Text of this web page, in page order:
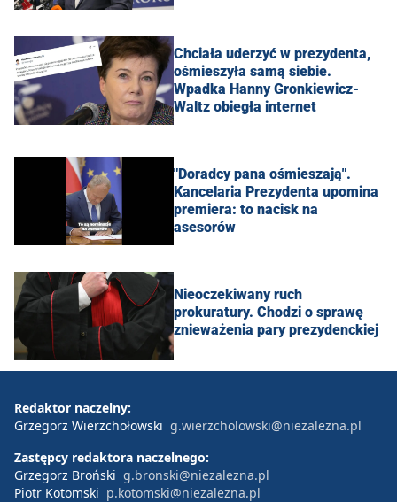
Chciała uderzyć w prezydenta,
ośmieszyła samą siebie.
Wpadka Hanny Gronkiewicz-
Waltz obiegła internet
"Doradcy pana ośmieszają".
Kancelaria Prezydenta upomina
premiera: to nacisk na
asesorów
Nieoczekiwany ruch
prokuratury. Chodzi o sprawę
znieważenia pary prezydenckiej
Redaktor naczelny:
Grzegorz Wierzchołowski g.wierzcholowski@niezalezna.pl
Zastępcy redaktora naczelnego:
Grzegorz Broński g.bronski@niezalezna.pl
Piotr Kotomski p.kotomski@niezalezna.pl